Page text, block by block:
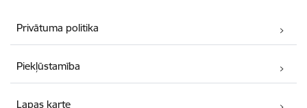
Privātuma politika
Piekļūstamība
Lapas karte